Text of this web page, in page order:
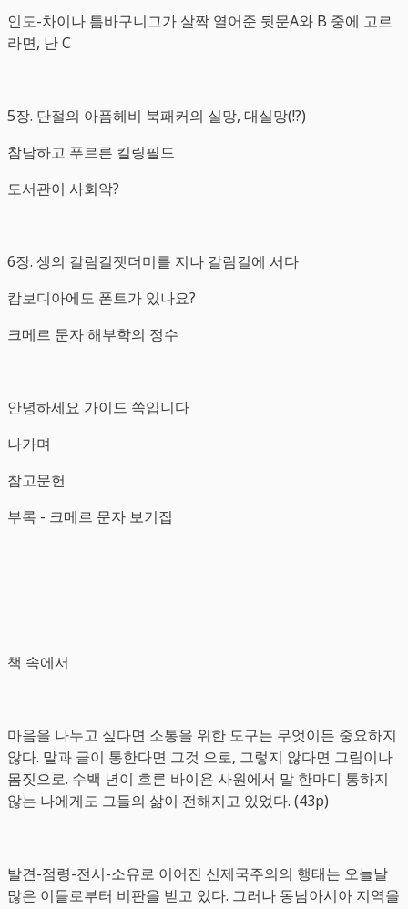
인도-차이나 틈바구니그가 살짝 열어준 뒷문A와 B 중에 고르
라면, 난 C
5장. 단절의 아픔헤비 북패커의 실망, 대실망(!?)
참담하고 푸르른 킬링필드
도서관이 사회악?
6장. 생의 갈림길잿더미를 지나 갈림길에 서다
캄보디아에도 폰트가 있나요?
크메르 문자 해부학의 정수
안녕하세요 가이드 쏙입니다
나가며
참고문헌
부록 - 크메르 문자 보기집
책 속에서
마음을 나누고 싶다면 소통을 위한 도구는 무엇이든 중요하지
않다. 말과 글이 통한다면 그것 으로, 그렇지 않다면 그림이나
몸짓으로. 수백 년이 흐른 바이욘 사원에서 말 한마디 통하지
않는 나에게도 그들의 삶이 전해지고 있었다. (43p)
발견-점령-전시-소유로 이어진 신제국주의의 행태는 오늘날
많은 이들로부터 비판을 받고 있다. 그러나 동남아시아 지역을